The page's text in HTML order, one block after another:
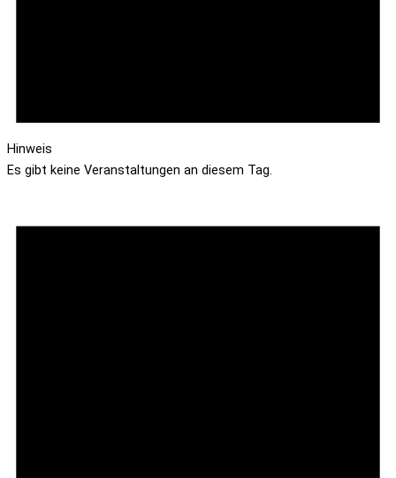
Hinweis
Es gibt keine Veranstaltungen an diesem Tag.